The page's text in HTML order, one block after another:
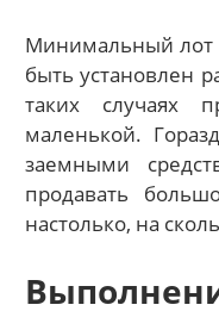
Минимальный лот
быть установлен
таких случаях
маленькой.
заемными
продавать
настолько, на